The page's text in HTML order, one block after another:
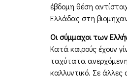
έβδομη θέση
Ελλάδας στη
Οι σύμμαχοι των
Κατά καιρούς έχουν
ταχύτατα
καλλυντικό. Σε